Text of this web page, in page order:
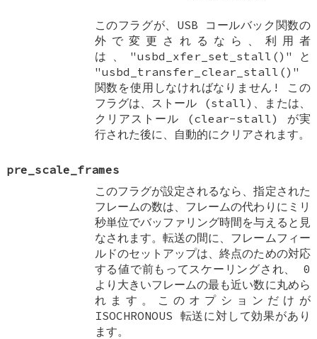
このフラグが、USB コールバック関数の
外で変更されるなら、利用者
は、"usbd_xfer_set_stall()"と
"usbd_transfer_clear_stall()"
関数を使用しなければなりません! この
フラグは、ストール (stall)、または、
クリアストール (clear-stall) が実
行された後に、自動的にクリアされます。
pre_scale_frames
このフラグが設定されるなら、指定された
フレームの数は、フレームの代わりにミリ
秒単位でバッファリング時間を与えると見
なされます。転送の間に、フレームフィー
ルドのセットアップは、終点のための対応
する値で前もってスケーリングされ、 0
より大きいフレームの最も近い数に丸めら
れます。このオプションだけが
ISOCHRONOUS 転送に対して効果があり
ます。